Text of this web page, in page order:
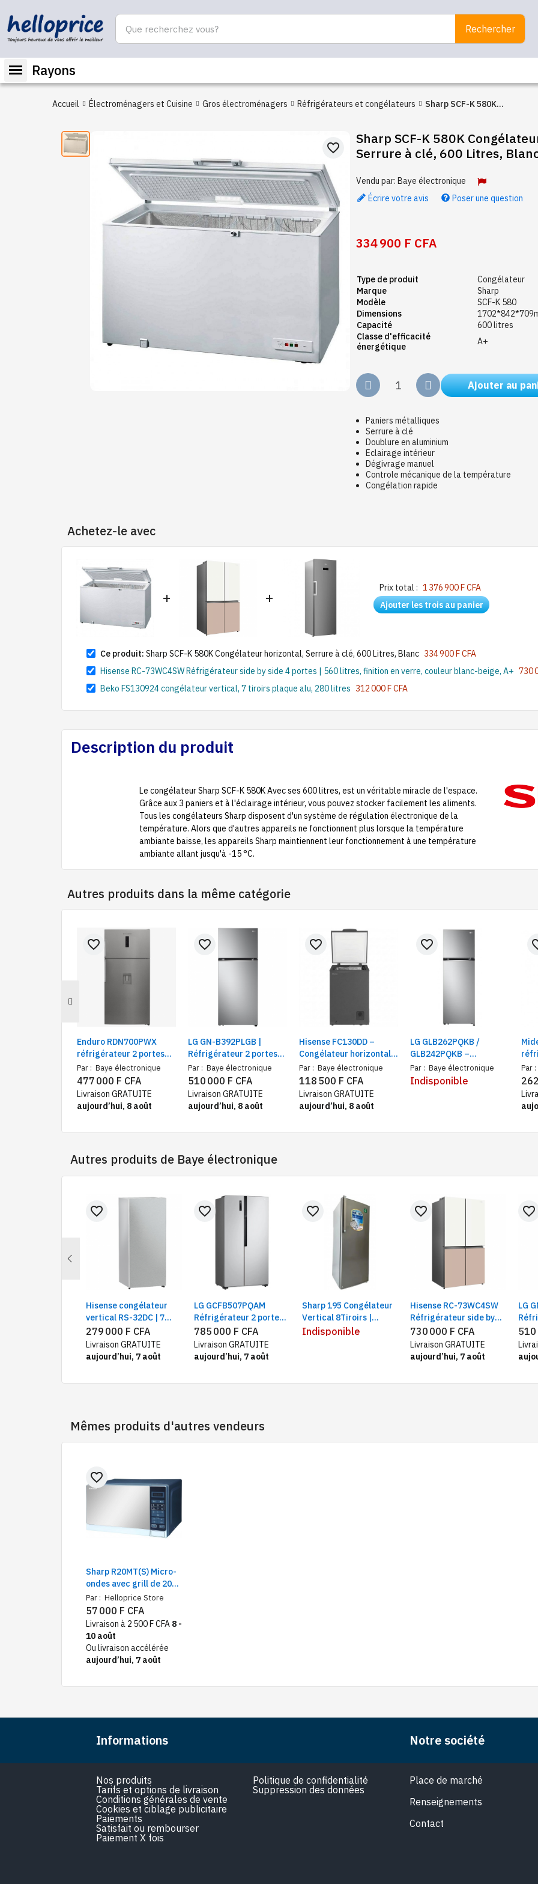
Rechercher
Rayons
Accueil Électroménagers et Cuisine Gros électroménagers Réfrigérateurs et congélateurs
Sharp SCF-K 580K
Serrure à clé, 600 Litres,
Blanc
favorite_border
Sharp SCF-K 580K
Serrure à clé, 600 Litres,
Vendu par:Baye électronique
Écrire votre avis
Poser une question
334 900 F CFA
Type de produit
Congélateur
Marque
Sharp
Modèle
SCF-K 580
Dimensions
Capacité
600 litres
Classe d'efficacité
énergétique
A+
Ajouter au
Paniers métalliques
Serrure à clé
Doublure en aluminium
Eclairage intérieur
Dégivrage manuel
Controle mécanique de la température
Congélation rapide
Achetez-le avec
+ +
Prix total : 1 376 900 F CFA
Ajouter les trois au panier
Ce produit: Sharp SCF-K 580K Congélateur horizontal, Serrure à clé, 600 Litres, Blanc 334 900 F CFA
Hisense RC-73WC4SW Réfrigérateur side by side 4 portes | 560 litres, finition en verre, couleur blanc-beige, A+ 730
Beko FS130924 congélateur vertical, 7 tiroirs plaque alu, 280 litres 312 000 F CFA
Description du produit
Le congélateur Sharp SCF-K 580K Avec ses 600 litres, est un véritable miracle de l'espace.
Grâce aux 3 paniers et à l'éclairage intérieur, vous pouvez stocker facilement les aliments.
Tous les congélateurs Sharp disposent d'un système de régulation électronique de la
température. Alors que d'autres appareils ne fonctionnent plus lorsque la température
ambiante baisse, les appareils Sharp maintiennent leur fonctionnement à une température
ambiante allant jusqu'à -15 °C.
Autres produits dans la même catégorie
Enduro RDN700PWX
réfrigérateur 2 portes
686 litres inox | Frigo 2
portes grande capacité
et distributeur d'eau
Par : Baye électronique
favorite_border
477 000 F CFA
Livraison GRATUITE
aujourd’hui, 8 août
LG GN-B392PLGB |
Réfrigérateur 2 portes
avec compartiment
congélateur supérieur |
Smart Inverter
Compressor | Capacité
395 L
Par : Baye électronique
favorite_border
510 000 F CFA
Livraison GRATUITE
aujourd’hui, 8 août
Hisense FC130DD –
Congélateur horizontal
gris, classe A+
Par : Baye électronique
favorite_border
118 500 F CFA
Livraison GRATUITE
aujourd’hui, 8 août
LG GLB262PQKB /
GLB242PQKB –
Réfrigérateur avec
congélateur haut, Smart
Par : Baye électronique
favorite_border
Indisponible
Par :
Autres produits de Baye électronique
Previous
Hisense congélateur
vertical RS-32DC | 7
tiroirs 242 litres
defrost, silver
favorite_border
279 000 F CFA
Livraison GRATUITE
aujourd’hui, 7 août
LG GCFB507PQAM
Réfrigérateur 2 portess
côte à côte 519L, Smart
inverter Gris
favorite_border
785 000 F CFA
Livraison GRATUITE
aujourd’hui, 7 août
Sharp 195 Congélateur
Vertical 8Tiroirs |
Plaque aluminium |
favorite_border
Indisponible
Hisense RC-73WC4SW
Réfrigérateur side by
side 4 portes | 560
litres, finition en verre,
couleur blanc-beige, A+
favorite_border
730 000 F CFA
Livraison GRATUITE
aujourd’hui, 7 août
LG
favorite_border
510
Mêmes produits d'autres vendeurs
Sharp R20MT(S) Micro-
ondes avec grill de 20
Litres, Silver
Par : Helloprice Store
favorite_border
57 000 F CFA
Livraison à 2 500 F CFA 8 -
10 août
Ou livraison accélérée
aujourd’hui, 7 août
Informations Notre société
Nos produits
Tarifs et options de livraison
Conditions générales de vente
Cookies et ciblage publicitaire
Paiements
Satisfait ou rembourser
Paiement X fois
Politique de confidentialité
Suppression des données
Place de marché
Renseignements
Contact